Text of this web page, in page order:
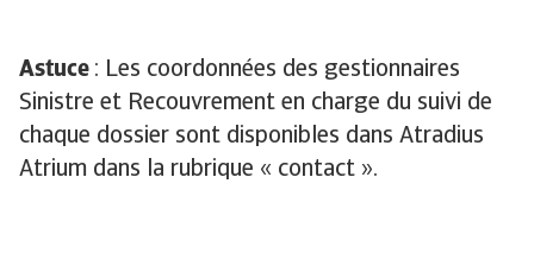
Astuce : Les coordonnées des gestionnaires
Sinistre et Recouvrement en charge du suivi de
chaque dossier sont disponibles dans Atradius
Atrium dans la rubrique « contact ».